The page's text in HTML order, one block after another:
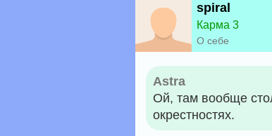
spiral
Карма 3
О себе
Astra
Ой, там вообще
окрестностях.